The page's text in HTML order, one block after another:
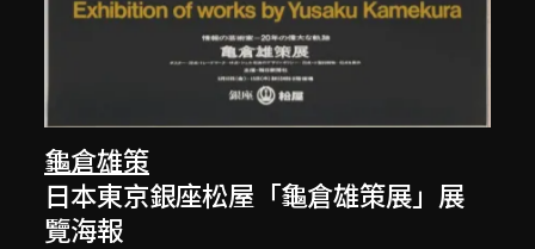
龜倉雄策
日本東京銀座松屋「龜倉雄策展」展
覽海報